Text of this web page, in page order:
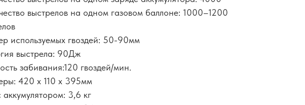
выстрелов на одном газовом баллоне: 1000–1200
используемых гвоздей: 50-90мм
выстрела: 90Дж
забивания:120 гвоздей/мин.
420 х 110 х 395мм
аккумулятором: 3,6 кг